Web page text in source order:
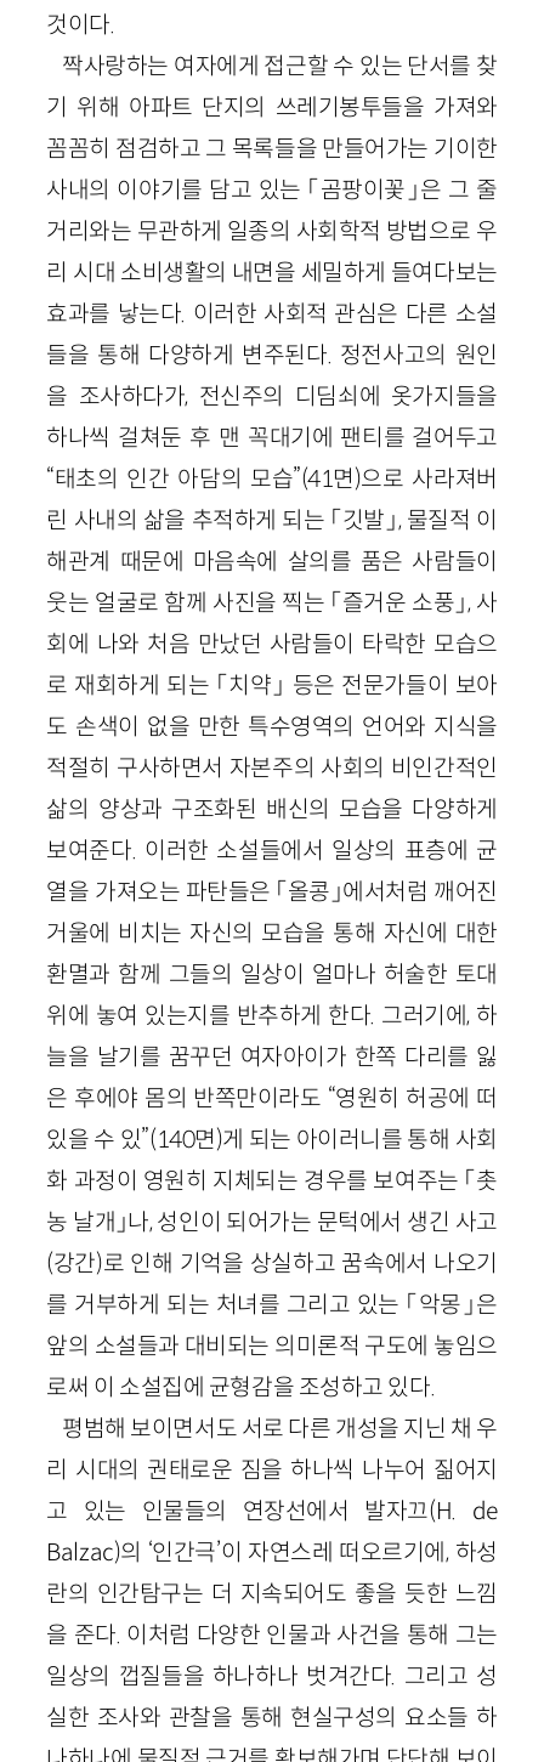
것이다.
짝사랑하는 여자에게 접근할 수 있는 단서를 찾
기 위해 아파트 단지의 쓰레기봉투들을 가져와
꼼꼼히 점검하고 그 목록들을 만들어가는 기이한
사내의 이야기를 담고 있는 「곰팡이꽃」은 그 줄
거리와는 무관하게 일종의 사회학적 방법으로 우
리 시대 소비생활의 내면을 세밀하게 들여다보는
효과를 낳는다. 이러한 사회적 관심은 다른 소설
들을 통해 다양하게 변주된다. 정전사고의 원인
을 조사하다가, 전신주의 디딤쇠에 옷가지들을
하나씩 걸쳐둔 후 맨 꼭대기에 팬티를 걸어두고
“태초의 인간 아담의 모습”(41면)으로 사라져버
린 사내의 삶을 추적하게 되는 「깃발」, 물질적 이
해관계 때문에 마음속에 살의를 품은 사람들이
웃는 얼굴로 함께 사진을 찍는 「즐거운 소풍」, 사
회에 나와 처음 만났던 사람들이 타락한 모습으
로 재회하게 되는 「치약」 등은 전문가들이 보아
도 손색이 없을 만한 특수영역의 언어와 지식을
적절히 구사하면서 자본주의 사회의 비인간적인
삶의 양상과 구조화된 배신의 모습을 다양하게
보여준다. 이러한 소설들에서 일상의 표층에 균
열을 가져오는 파탄들은 「올콩」에서처럼 깨어진
거울에 비치는 자신의 모습을 통해 자신에 대한
환멸과 함께 그들의 일상이 얼마나 허술한 토대
위에 놓여 있는지를 반추하게 한다. 그러기에, 하
늘을 날기를 꿈꾸던 여자아이가 한쪽 다리를 잃
은 후에야 몸의 반쪽만이라도 “영원히 허공에 떠
있을 수 있”(140면)게 되는 아이러니를 통해 사회
화 과정이 영원히 지체되는 경우를 보여주는 「촛
농 날개」나, 성인이 되어가는 문턱에서 생긴 사고
(강간)로 인해 기억을 상실하고 꿈속에서 나오기
를 거부하게 되는 처녀를 그리고 있는 「악몽」은
앞의 소설들과 대비되는 의미론적 구도에 놓임으
로써 이 소설집에 균형감을 조성하고 있다.
평범해 보이면서도 서로 다른 개성을 지닌 채 우
리 시대의 권태로운 짐을 하나씩 나누어 짊어지
고 있는 인물들의 연장선에서 발자끄(H. de
Balzac)의 ‘인간극’이 자연스레 떠오르기에, 하성
란의 인간탐구는 더 지속되어도 좋을 듯한 느낌
을 준다. 이처럼 다양한 인물과 사건을 통해 그는
일상의 껍질들을 하나하나 벗겨간다. 그리고 성
실한 조사와 관찰을 통해 현실구성의 요소들 하